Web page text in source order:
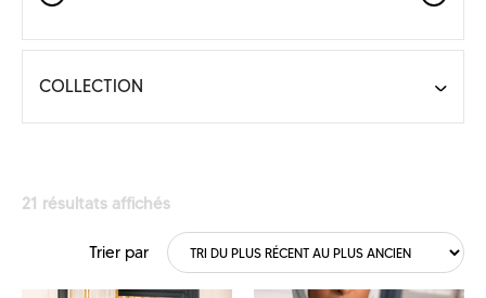
COLLECTION
Abaya
Blouse
21 résultats affichés
Trier par